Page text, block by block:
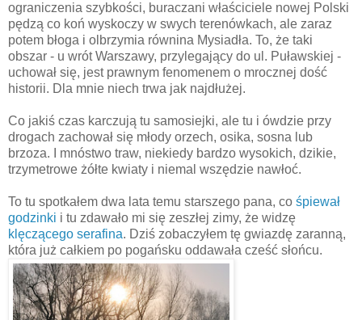
ograniczenia szybkości, buraczani właściciele nowej Polski
pędzą co koń wyskoczy w swych terenówkach, ale zaraz
potem błoga i olbrzymia równina Mysiadła. To, że taki
obszar - u wrót Warszawy, przylegający do ul. Puławskiej -
uchował się, jest prawnym fenomenem o mrocznej dość
historii. Dla mnie niech trwa jak najdłużej.
Co jakiś czas karczują tu samosiejki, ale tu i ówdzie przy
drogach zachował się młody orzech, osika, sosna lub
brzoza. I mnóstwo traw, niekiedy bardzo wysokich, dzikie,
trzymetrowe żółte kwiaty i niemal wszędzie nawłoć.
To tu spotkałem dwa lata temu starszego pana, co śpiewał
godzinki i tu zdawało mi się zeszłej zimy, że widzę
klęczącego serafina. Dziś zobaczyłem tę gwiazdę zaranną,
która już całkiem po pogańsku oddawała cześć słońcu.